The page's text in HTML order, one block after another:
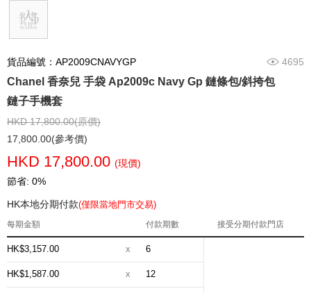
貨品編號：AP2009CNAVYGP 4695
Chanel 香奈兒 手袋 Ap2009c Navy Gp 鏈條包/斜挎包
鏈子手機套
HKD 17,800.00(原價)
17,800.00(參考價)
HKD 17,800.00 (現價)
節省: 0%
HK本地分期付款(僅限當地門市交易)
每期金額 付款期數 接受分期付款門店
HK$3,157.00 x 6
HK$1,587.00 x 12